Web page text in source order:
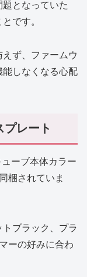
となっていた
です。
ず、ファームウ
能しなくなる心配
レート
ーブ本体カラー
梱されていま
ブラック、プラ
ーの好みに合わ